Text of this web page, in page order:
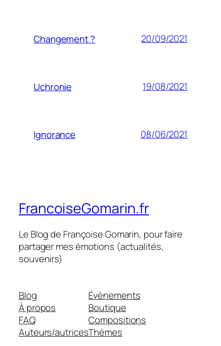
Changement ? 20/09/2021
Uchronie 19/08/2021
Ignorance 08/06/2021
FrancoiseGomarin.fr
Le Blog de Françoise Gomarin, pour faire
partager mes émotions (actualités,
souvenirs)
Blog
À propos
FAQ
Auteurs/autrices
Évènements
Boutique
Compositions
Thèmes